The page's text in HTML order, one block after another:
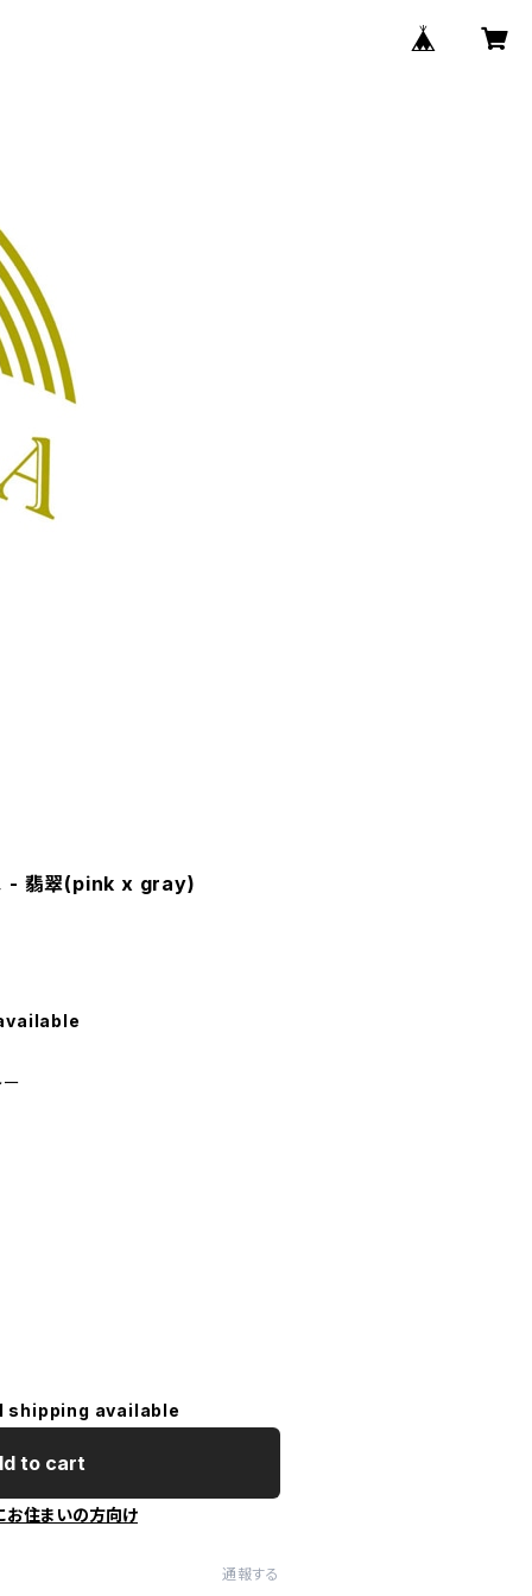
- 翡翠(pink x gray)
shipping available
to cart
お住まいの方向け
通報する